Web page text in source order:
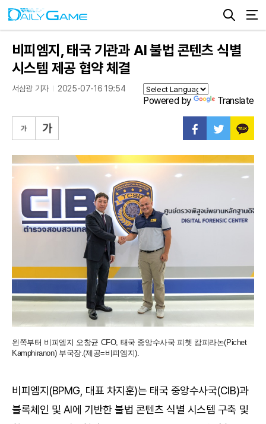
비피엠지, 태국 기관과 AI 불법 콘텐츠 식별
시스템 제공 협약 체결
서삼광 기자 2025-07-16 19:54
Powered by Translate
왼쪽부터 비피엠지 오창균 CFO, 태국 중앙수사국 피쳇 캄피라논(Pichet
Kamphiranon) 부국장.(제공=비피엠지).
비피엠지(BPMG, 대표 차지훈)는 태국 중앙수사국(CIB)과
블록체인 및 AI에 기반한 불법 콘텐츠 식별 시스템 구축 및